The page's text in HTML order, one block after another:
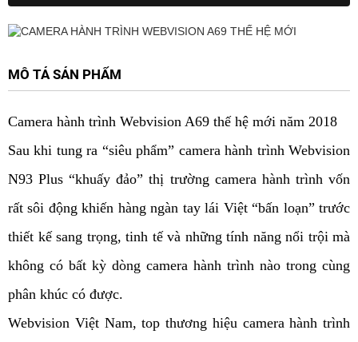
MÔ TẢ SẢN PHẨM
Camera hành trình Webvision A69 thế hệ mới năm 2018
Sau khi tung ra “siêu phẩm” camera hành trình Webvision
N93 Plus “khuấy đảo” thị trường camera hành trình vốn
rất sôi động khiến hàng ngàn tay lái Việt “bấn loạn” trước
thiết kế sang trọng, tinh tế và những tính năng nổi trội mà
không có bất kỳ dòng camera hành trình nào trong cùng
phân khúc có được.
Webvision Việt Nam, top thương hiệu camera hành trình